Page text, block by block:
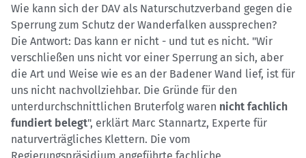
Wie kann sich der DAV als Naturschutzverband gegen die
Sperrung zum Schutz der Wanderfalken aussprechen?
Die Antwort: Das kann er nicht - und tut es nicht. "Wir
verschließen uns nicht vor einer Sperrung an sich, aber
die Art und Weise wie es an der Badener Wand lief, ist für
uns nicht nachvollziehbar. Die Gründe für den
unterdurchschnittlichen Bruterfolg waren nicht fachlich
fundiert belegt", erklärt Marc Stannartz, Experte für
naturverträgliches Klettern. Die vom